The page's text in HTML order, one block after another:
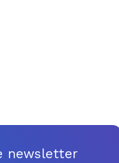
newsletter